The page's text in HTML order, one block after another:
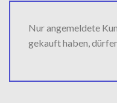
Nur angemeldete
gekauft haben,